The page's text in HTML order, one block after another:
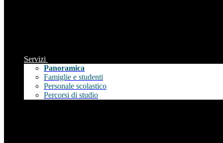
Servizi
Panoramica
Famiglie e studenti
Personale scolastico
Percorsi di studio